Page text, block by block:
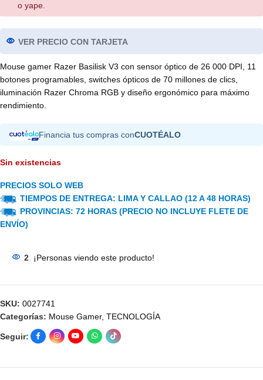
o yape.
VER PRECIO CON TARJETA
Mouse gamer Razer Basilisk V3 con sensor óptico de 26 000 DPI, 11
botones programables, switches ópticos de 70 millones de clics,
iluminación Razer Chroma RGB y diseño ergonómico para máximo
rendimiento.
Financia tus compras conCUOTÉALO
Sin existencias
PRECIOS SOLO WEB
TIEMPOS DE ENTREGA: LIMA Y CALLAO (12 A 48 HORAS)
PROVINCIAS: 72 HORAS (PRECIO NO INCLUYE FLETE DE
ENVÍO)
2 ¡Personas viendo este producto!
SKU: 0027741
Categorías: Mouse Gamer, TECNOLOGÍA
Seguir: